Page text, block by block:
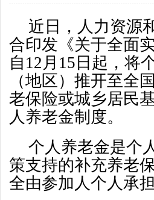
近日，人力资源
合印发《关于全面
自12月15日起，将
（地区）推开至全
老保险或城乡居民
人养老金制度。
个人养老金是个
策支持的补充养老
全由参加人个人承